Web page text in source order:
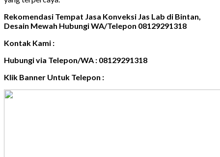
Rekomendasi Tempat Jasa Konveksi Jas Lab di Bintan,
Desain Mewah Hubungi WA/Telepon 08129291318
Kontak Kami :
Hubungi via Telepon/WA : 08129291318
Klik Banner Untuk Telepon :